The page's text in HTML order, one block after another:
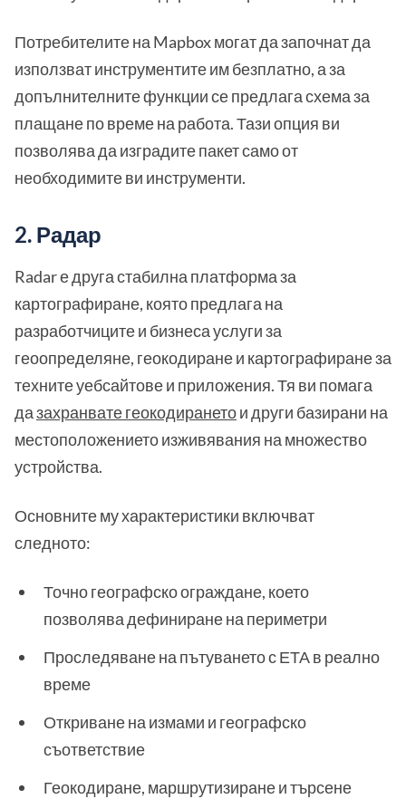
Потребителите на Mapbox могат да започнат да
използват инструментите им безплатно, а за
допълнителните функции се предлага схема за
плащане по време на работа. Тази опция ви
позволява да изградите пакет само от
необходимите ви инструменти.
2. Радар
Radar е друга стабилна платформа за
картографиране, която предлага на
разработчиците и бизнеса услуги за
геоопределяне, геокодиране и картографиране за
техните уебсайтове и приложения. Тя ви помага
дазахранвате геокодиранетои други базирани на
местоположението изживявания на множество
устройства.
Основните му характеристики включват
следното:
Точно географско ограждане, което
позволява дефиниране на периметри
Проследяване на пътуването с ЕТА в реално
време
Откриване на измами и географско
съответствие
Геокодиране, маршрутизиране и търсене